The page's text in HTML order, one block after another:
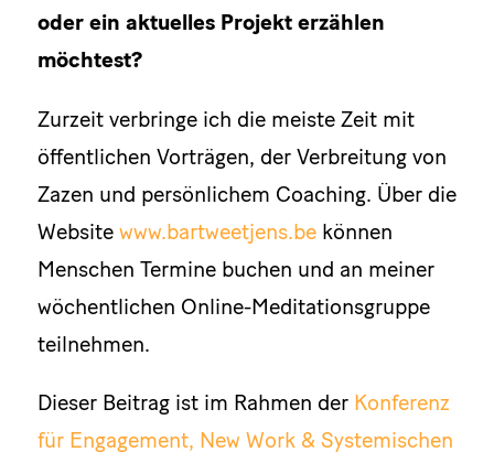
oder ein aktuelles Projekt erzählen
möchtest?
Zurzeit verbringe ich die meiste Zeit mit
öffentlichen Vorträgen, der Verbreitung von
Zazen und persönlichem Coaching. Über die
Website www.bartweetjens.bekönnen
Menschen Termine buchen und an meiner
wöchentlichen Online-Meditationsgruppe
teilnehmen.
Dieser Beitrag ist im Rahmen der Konferenz
für Engagement, New Work & Systemischen